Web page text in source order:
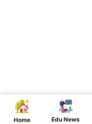
Home Edu News